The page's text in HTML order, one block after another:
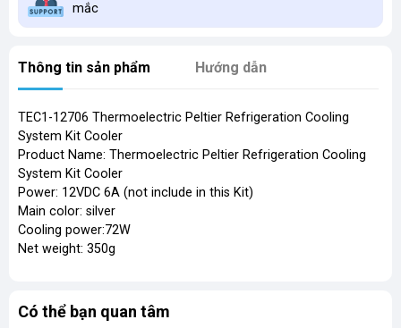
mắc
Thông tin sản phẩm Hướng dẫn
TEC1-12706 Thermoelectric Peltier Refrigeration Cooling
System Kit Cooler
Product Name: Thermoelectric Peltier Refrigeration Cooling
System Kit Cooler
Power: 12VDC 6A (not include in this Kit)
Main color: silver
Cooling power:72W
Net weight: 350g
Có thể bạn quan tâm